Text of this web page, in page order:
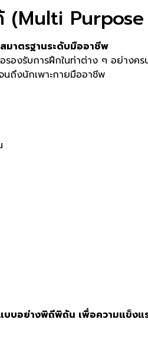
(Multi
มาตรฐานระดับมืออาชีพ
งรับการฝึกในท่าต่าง ๆ อย่างค
นถึงนักเพาะกายมืออาชีพ
บบอย่างพิถีพิถัน เพื่อความแข็ง